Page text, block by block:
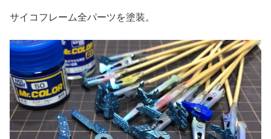
サイコフレーム全パーツを塗装。